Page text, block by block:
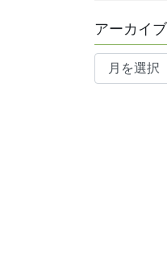
アーカイブ
ア